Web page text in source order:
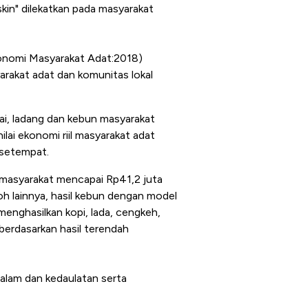
dilekatkan pada masyarakat
Masyarakat Adat:2018)
adat dan komunitas lokal
ladang dan kebun masyarakat
ekonomi riil masyarakat adat
mencapai Rp41,2 juta
lainnya, hasil kebun dengan model
kopi, lada, cengkeh,
hasil terendah
dan kedaulatan serta